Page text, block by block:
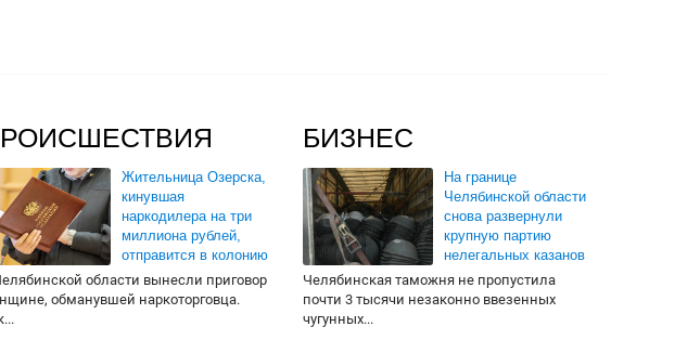
Жительница Озерска,
кинувшая
наркодилера на три
миллиона рублей,
отправится в колонию
области вынесли приговор
обманувшей наркоторговца.
БИЗНЕС
На границе
Челябинской области
снова развернули
крупную партию
нелегальных казанов
Челябинская таможня не пропустила
почти 3 тысячи незаконно ввезенных
чугунных...